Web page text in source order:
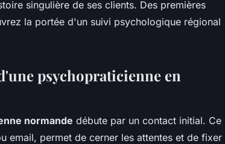
singulière de ses clients. Des premières
la portée d'un suivi psychologique régional
psychopraticienne en
normande débute par un contact initial. Ce
email, permet de cerner les attentes et de fixer